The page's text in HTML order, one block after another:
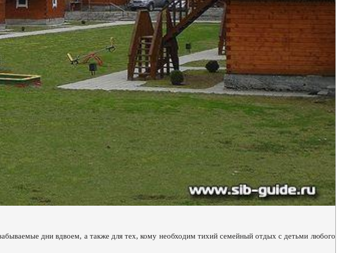
дни вдвоем, а также для тех, кому необходим тихий семейный отдых с детьми любого